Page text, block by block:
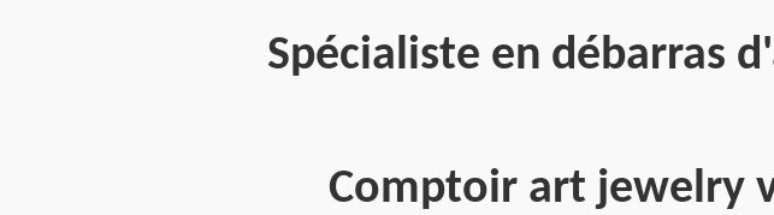
Spécialiste en débarras
Comptoir art jewelry